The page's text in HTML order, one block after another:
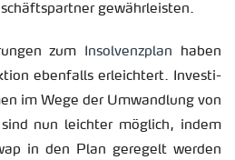
ge­währ­leis­ten.
zum In­sol­venz­plan haben
eben­falls er­leich­tert. In­ves­ti­
im Wege der Um­wand­lung von
nun leich­ter mög­lich, indem
in den Plan ge­re­gelt wer­den